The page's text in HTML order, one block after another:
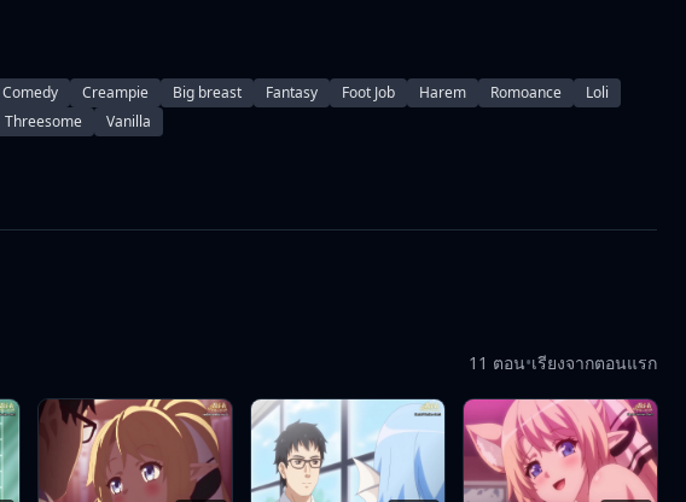
Comedy Creampie Big breast Fantasy Foot Job Harem Romoance
Loli
Threesome Vanilla
11 ตอน•เรียงจากตอนแรก